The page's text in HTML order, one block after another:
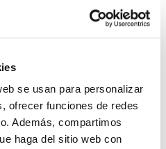
se usan para personalizar
ofrecer funciones de redes
Además, compartimos
haga del sitio web con